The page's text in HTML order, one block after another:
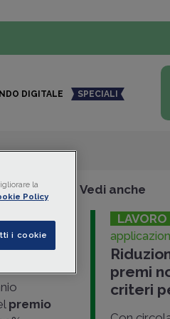
DIGITALE SPECIALI
premio
+ Vedi anche
LAVORO
premi
criteri
la
Policy
i cookie